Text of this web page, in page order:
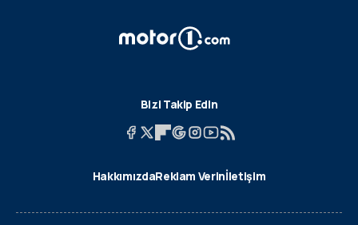
Bizi Takip Edin
HakkımızdaReklam Verinİletişim